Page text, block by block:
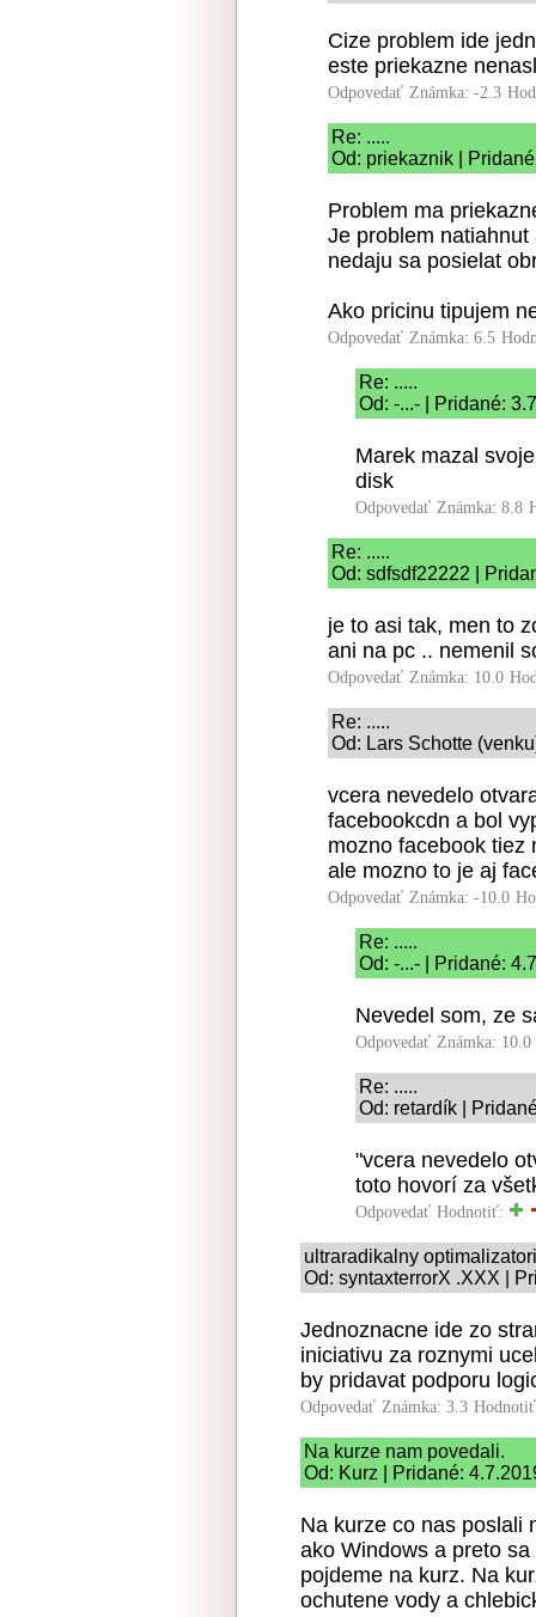
Cize problem ide
este priekazne
Odpovedať Známka: -2.3
Re: .....
Od: priekaznik |
Problem ma
Je problem
nedaju sa posielat
Ako pricinu tipujem
Odpovedať Známka: 6.5
Re: .....
Od: -...- | Pridané:
Marek mazal
disk
Odpovedať Známka: 8.8
Re: .....
Od: sdfsdf22222 |
je to asi tak, men to
ani na pc .. nemenil
Odpovedať Známka: 10.0
Re: .....
Od: Lars Schotte
vcera nevedelo
facebookcdn a bol
mozno facebook tiez
ale mozno to je aj
Odpovedať Známka: -10.0
Re: .....
Od: -...- | Pridané:
Nevedel som, ze
Odpovedať Známka: 10.0
Re: .....
Od: retardík |
"vcera nevedelo
toto hovorí za
Odpovedať Hodnotiť:
ultraradikalny
Od: syntaxterrorX .XXX |
Jednoznacne ide zo
iniciativu za roznymi
by pridavat podporu
Odpovedať Známka: 3.3
Na kurze nam povedali.
Od: Kurz | Pridané:
Na kurze co nas poslali
ako Windows a preto
pojdeme na kurz. Na
ochutene vody a